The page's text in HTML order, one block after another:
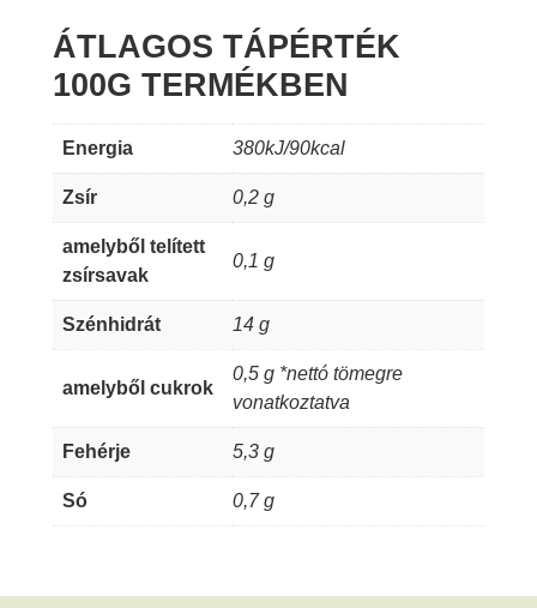
ÁTLAGOS TÁPÉRTÉK
100G TERMÉKBEN
Energia 380kJ/90kcal
Zsír 0,2 g
amelyből telített
zsírsavak
0,1 g
Szénhidrát 14 g
amelyből cukrok
0,5 g *nettó tömegre
vonatkoztatva
Fehérje 5,3 g
Só 0,7 g